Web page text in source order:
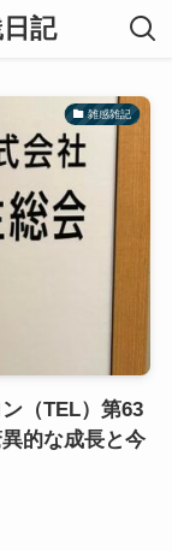
記
雑感雑記
（TEL）第63
的な成長と今